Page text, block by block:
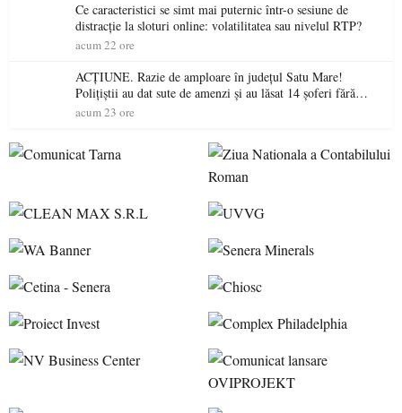
Ce caracteristici se simt mai puternic într-o sesiune de
distracție la sloturi online: volatilitatea sau nivelul RTP?
acum 22 ore
ACȚIUNE. Razie de amploare în județul Satu Mare!
Polițiștii au dat sute de amenzi și au lăsat 14 șoferi fără
permis într-o singură zi
acum 23 ore